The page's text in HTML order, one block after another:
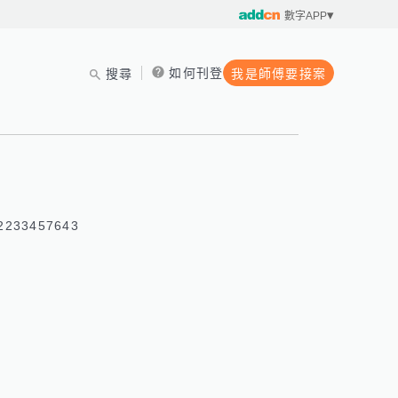
數字APP
搜尋 如何刊登 我是師傅要接案